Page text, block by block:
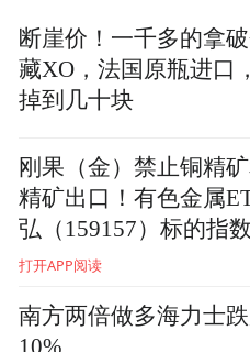
化、系统化的综合开
基础设施建设滞后，
构层次比较低、大
区经济发达。造成这
多，但很重要的是在
上、战略选择上对劣
析研究的不够全面；
断崖价！一千多的拿
藏XO，法国原瓶进口
掉到几十块
刚果（金）禁止铜精
精矿出口！有色金属
弘（159157）标的指
大涨2.63%，估值低于
打开APP阅读
南方两倍做多海力士
10%